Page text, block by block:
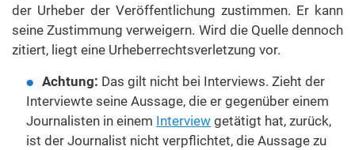
der Urheber der Veröffentlichung zustimmen. Er kann
seine Zustimmung verweigern. Wird die Quelle dennoch
zitiert, liegt eine Urheberrechtsverletzung vor.
Achtung: Das gilt nicht bei Interviews. Zieht der
Interviewte seine Aussage, die er gegenüber einem
Journalisten in einem Interview getätigt hat, zurück,
ist der Journalist nicht verpflichtet, die Aussage zu